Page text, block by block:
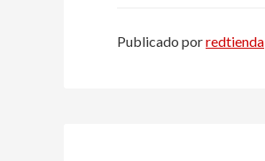
Publicado porredtienda